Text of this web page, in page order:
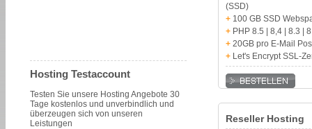
Hosting Testaccount
Testen Sie unsere Hosting Angebote 30
Tage kostenlos und unverbindlich und
überzeugen sich von unseren
Leistungen
(SSD)
+ 100 GB SSD
+ PHP 8.5 | 8,4 | 8.3 |
+ 20GB pro E-Mail
+ Let's Encrypt SSL-
Reseller Hosting